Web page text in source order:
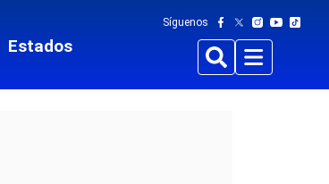
Estados
Síguenos
BuscarMenu